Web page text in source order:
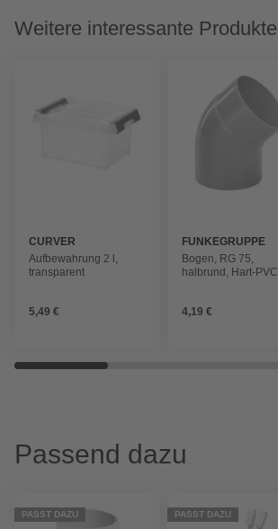
Weitere interessante Produkte
CURVER
Aufbewahrung 2 l,
transparent
5,49 €
FUNKEGRUPPE
Bogen, RG 75,
halbrund, Hart-PVC
4,19 €
Passend dazu
PASST DAZU PASST DAZU